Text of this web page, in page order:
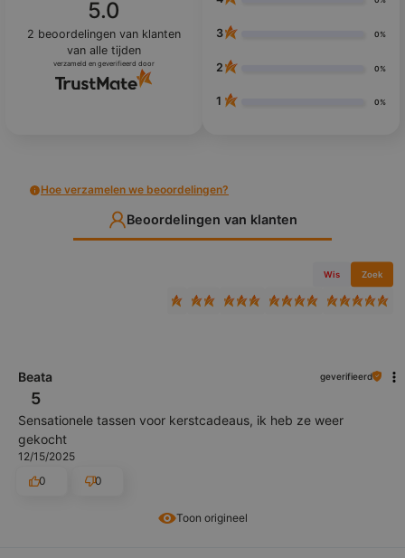
5.0
2 beoordelingen van klanten
van alle tijden
verzameld en geverifieerd door
3 0%
2 0%
1 0%
Hoe verzamelen we beoordelingen?
Beoordelingen van klanten
Wis Zoek
Toon origineel
Beata geverifieerd
5
Sensationele tassen voor kerstcadeaus, ik heb ze weer
gekocht
12/15/2025
0
0